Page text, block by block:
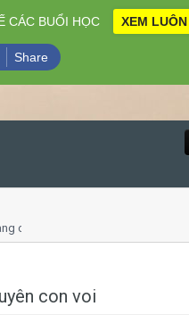
nghiệp
con voi
CÁC BUỔI HỌC XEM LUÔN
Share